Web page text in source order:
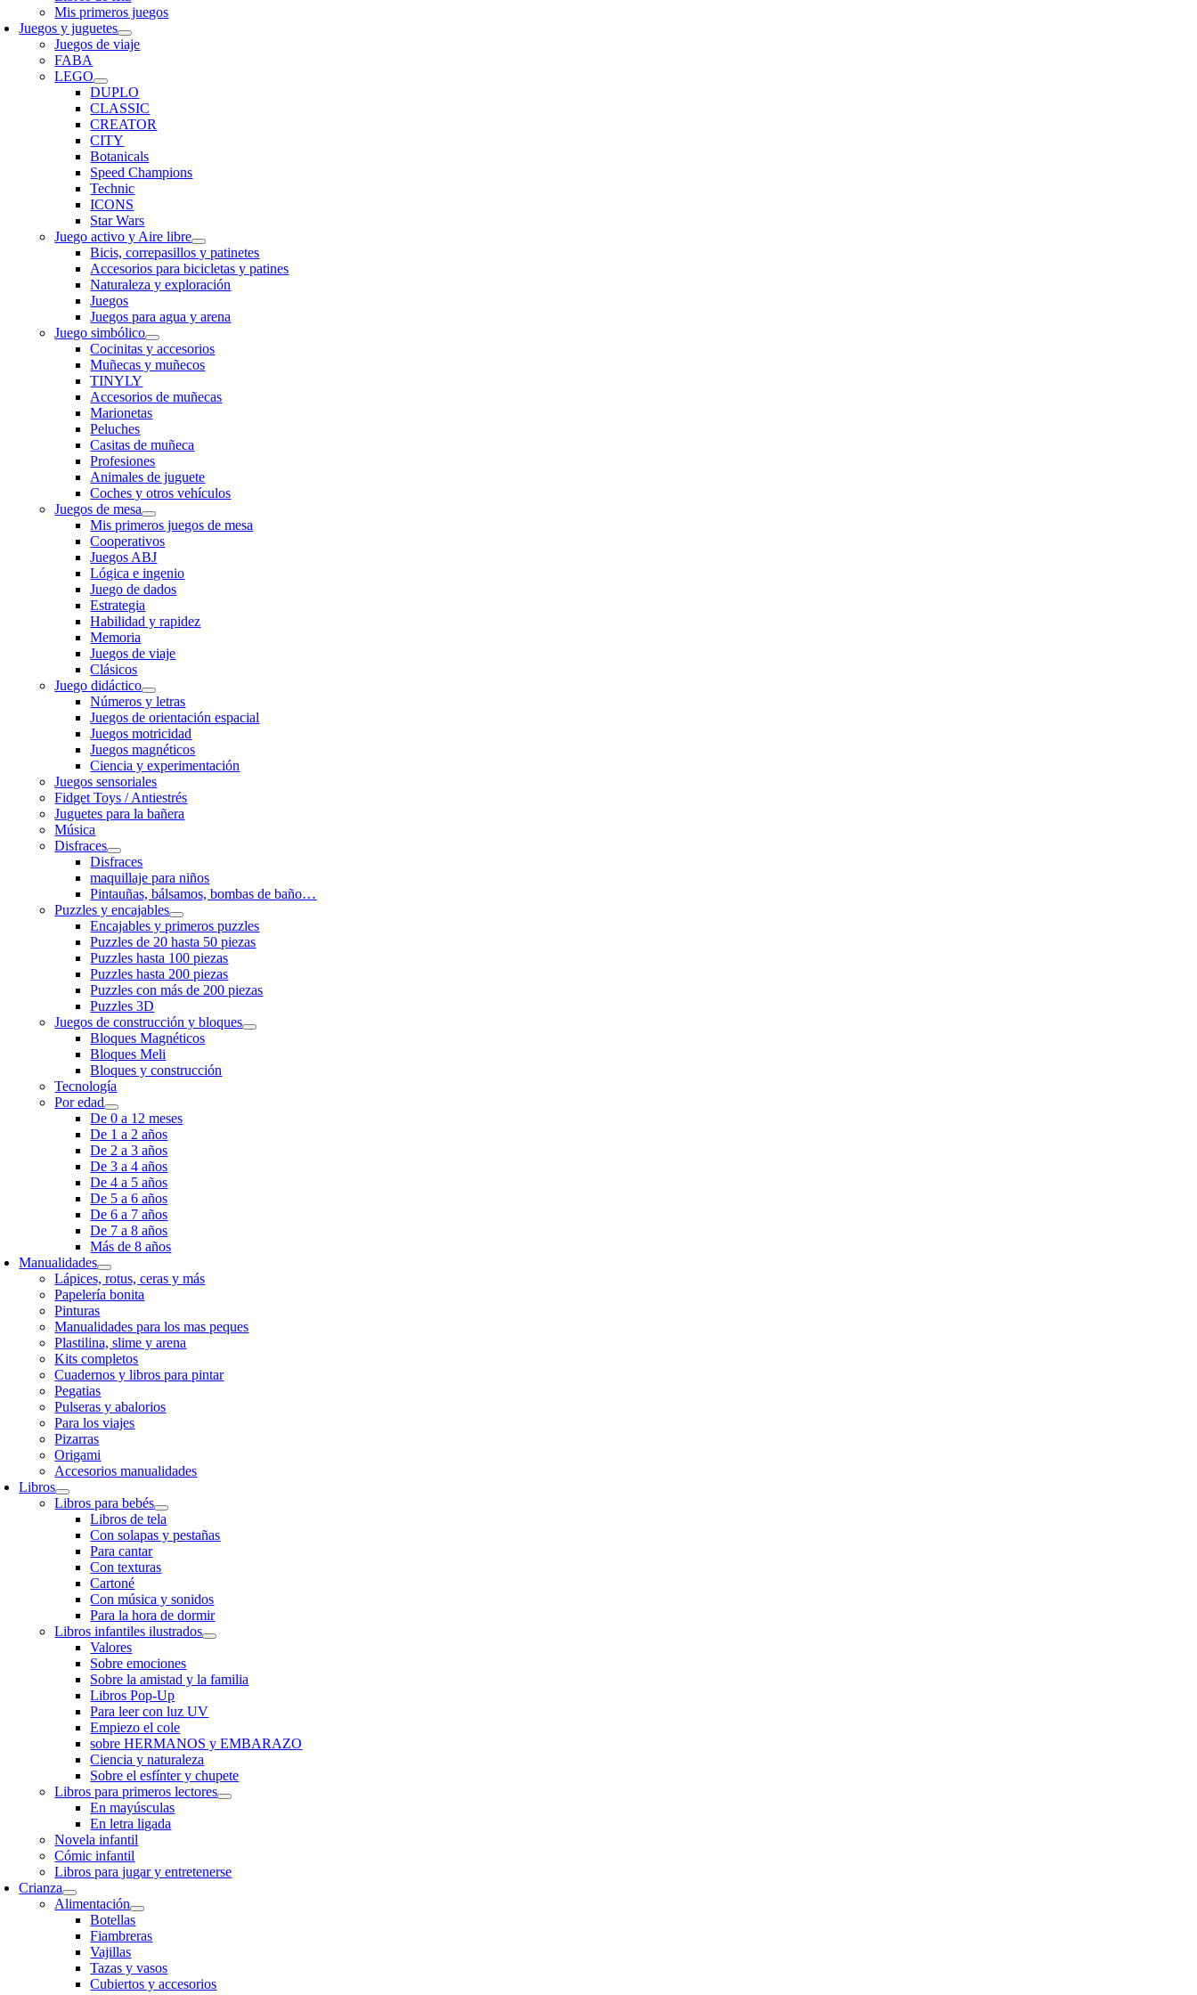
Mis primeros juegos
Juegos y juguetes
Juegos de viaje
FABA
LEGO
DUPLO
CLASSIC
CREATOR
CITY
Botanicals
Speed Champions
Technic
ICONS
Star Wars
Juego activo y Aire libre
Bicis, correpasillos y patinetes
Accesorios para bicicletas y patines
Naturaleza y exploración
Juegos
Juegos para agua y arena
Juego simbólico
Cocinitas y accesorios
Muñecas y muñecos
TINYLY
Accesorios de muñecas
Marionetas
Peluches
Casitas de muñeca
Profesiones
Animales de juguete
Coches y otros vehículos
Juegos de mesa
Mis primeros juegos de mesa
Cooperativos
Juegos ABJ
Lógica e ingenio
Juego de dados
Estrategia
Habilidad y rapidez
Memoria
Juegos de viaje
Clásicos
Juego didáctico
Números y letras
Juegos de orientación espacial
Juegos motricidad
Juegos magnéticos
Ciencia y experimentación
Juegos sensoriales
Fidget Toys / Antiestrés
Juguetes para la bañera
Música
Disfraces
Disfraces
maquillaje para niños
Pintauñas, bálsamos, bombas de baño…
Puzzles y encajables
Encajables y primeros puzzles
Puzzles de 20 hasta 50 piezas
Puzzles hasta 100 piezas
Puzzles hasta 200 piezas
Puzzles con más de 200 piezas
Puzzles 3D
Juegos de construcción y bloques
Bloques Magnéticos
Bloques Meli
Bloques y construcción
Tecnología
Por edad
De 0 a 12 meses
De 1 a 2 años
De 2 a 3 años
De 3 a 4 años
De 4 a 5 años
De 5 a 6 años
De 6 a 7 años
De 7 a 8 años
Más de 8 años
Manualidades
Lápices, rotus, ceras y más
Papelería bonita
Pinturas
Manualidades para los mas peques
Plastilina, slime y arena
Kits completos
Cuadernos y libros para pintar
Pegatias
Pulseras y abalorios
Para los viajes
Pizarras
Origami
Accesorios manualidades
Libros
Libros para bebés
Libros de tela
Con solapas y pestañas
Para cantar
Con texturas
Cartoné
Con música y sonidos
Para la hora de dormir
Libros infantiles ilustrados
Valores
Sobre emociones
Sobre la amistad y la familia
Libros Pop-Up
Para leer con luz UV
Empiezo el cole
sobre HERMANOS y EMBARAZO
Ciencia y naturaleza
Sobre el esfínter y chupete
Libros para primeros lectores
En mayúsculas
En letra ligada
Novela infantil
Cómic infantil
Libros para jugar y entretenerse
Crianza
Alimentación
Botellas
Fiambreras
Vajillas
Tazas y vasos
Cubiertos y accesorios